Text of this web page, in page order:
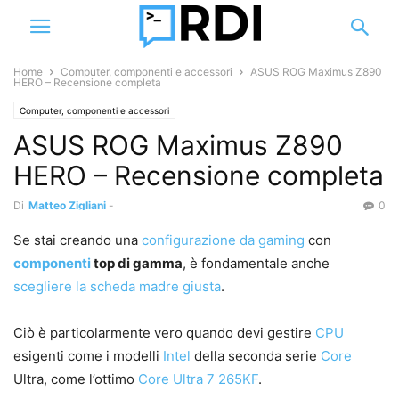
Home Computer, componenti e accessori
ASUS ROG Maximus Z890
HERO – Recensione completa
Computer, componenti e accessori
ASUS ROG Maximus Z890
HERO – Recensione completa
Di Matteo Zigliani - 0
Se stai creando una configurazione da gaming con
componentitop di gamma, è fondamentale anche
scegliere la scheda madre giusta.
Ciò è particolarmente vero quando devi gestire CPU
esigenti come i modelli Intel della seconda serie Core
Ultra, come l’ottimo Core Ultra 7 265KF.